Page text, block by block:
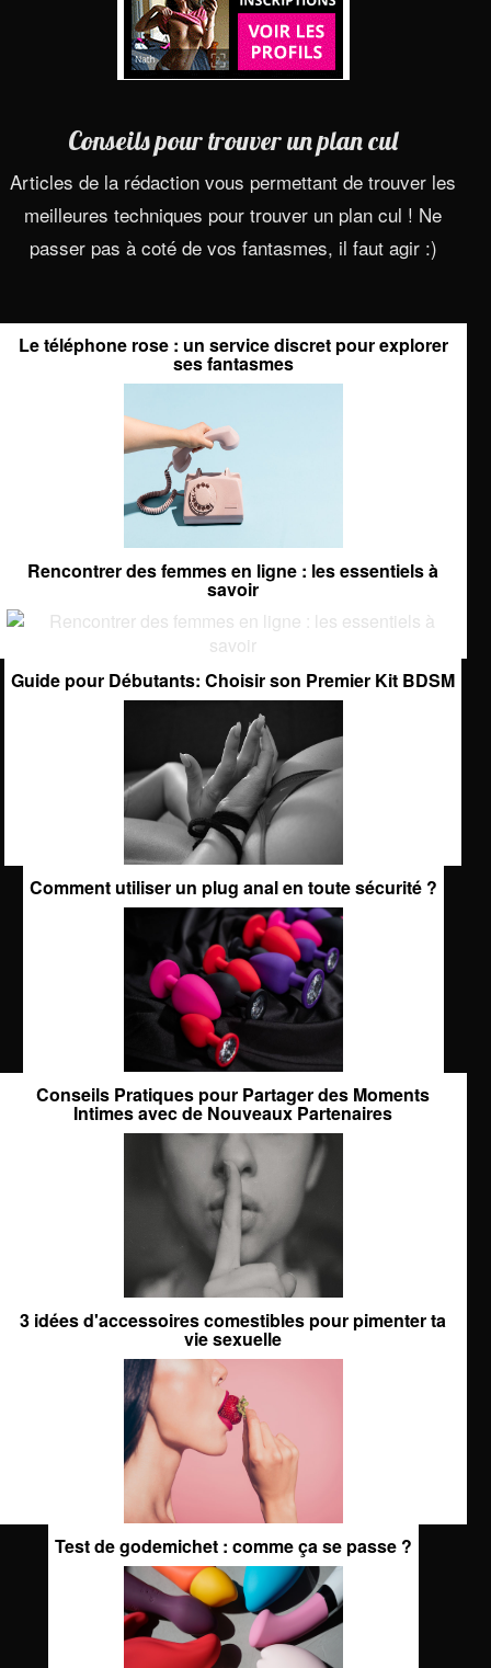
Conseils pour trouver un plan cul
Articles de la rédaction vous permettant de trouver les
meilleures techniques pour trouver un plan cul ! Ne
passer pas à coté de vos fantasmes, il faut agir :)
Le téléphone rose : un service discret pour explorer
ses fantasmes
Rencontrer des femmes en ligne : les essentiels à
savoir
Guide pour Débutants: Choisir son Premier Kit BDSM
Comment utiliser un plug anal en toute sécurité ?
Conseils Pratiques pour Partager des Moments
Intimes avec de Nouveaux Partenaires
3 idées d'accessoires comestibles pour pimenter ta
vie sexuelle
Test de godemichet : comme ça se passe ?